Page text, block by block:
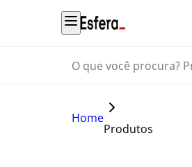
O que você procura?
Home
Produtos